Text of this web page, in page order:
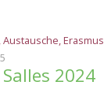
,Austausche,Erasmus
2024